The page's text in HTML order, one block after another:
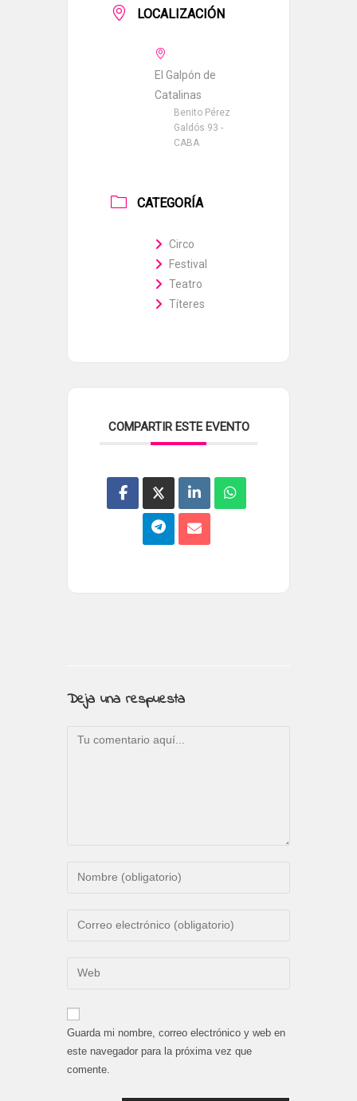
LOCALIZACIÓN
El Galpón de
Catalinas
Benito Pérez
Galdós 93 -
CABA
CATEGORÍA
Circo
Festival
Teatro
Títeres
COMPARTIR ESTE EVENTO
Deja una respuesta
Comentario
Introduce
de
para
comentar
Introduce
electrónico
para
comentar
Introduce
URL
de
web
Guarda mi nombre, correo electrónico y web en
este navegador para la próxima vez que
comente.